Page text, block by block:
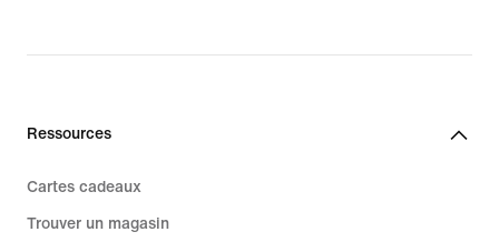
Ressources
Cartes cadeaux
Trouver un magasin